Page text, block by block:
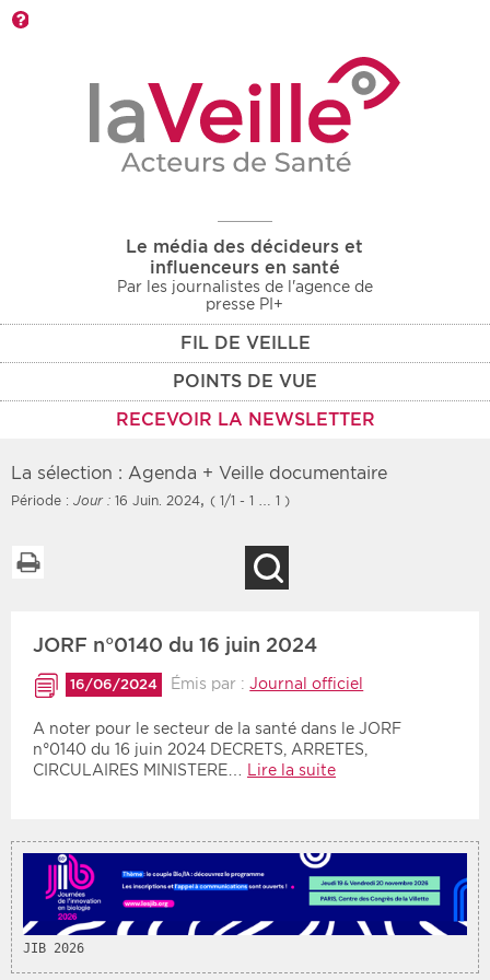
Le média des décideurs et
influenceurs en santé
Par les journalistes de l'agence de
presse PI+
FIL DE VEILLE
POINTS DE VUE
RECEVOIR LA NEWSLETTER
Rendez-vous des 7
Communiqués des 10
derniers jours
Recherche par mots clés
Type d'information
Rendez-vous
Communiqués
Secteur
Protection sociale
Sanitaire
Médico-social
Zone géographique
Choisir une zone
La sélection : Agenda + Veille documentaire
Période : Jour : 16 Juin. 2024, ( 1/1 - 1 … 1 )
JORF n°0140 du 16 juin 2024
16/06/2024 Émis par :Journal officiel
A noter pour le secteur de la santé dans le JORF
n°0140 du 16 juin 2024 DECRETS, ARRETES,
CIRCULAIRES MINISTERE…
Lire la suite
JIB 2026